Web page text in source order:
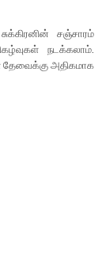
சஞ்சாரம்
நடக்கலாம்.
அதிகமாக